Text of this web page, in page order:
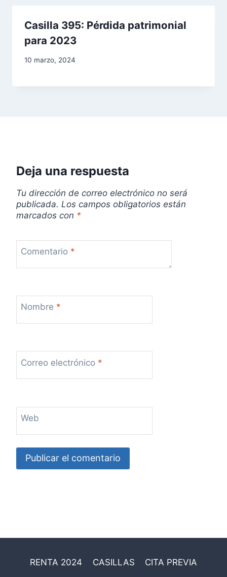
Casilla 395: Pérdida patrimonial
para 2023
10 marzo, 2024
Deja una respuesta
Tu dirección de correo electrónico no será
publicada. Los campos obligatorios están
marcados con *
Comentario *
Nombre *
Correo electrónico *
Web
RENTA 2024 CASILLAS CITA PREVIA